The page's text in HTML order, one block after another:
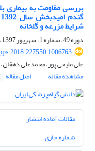
بررسی مقاومت به بیماری
شرایط مزرعه و گلخانه
دوره 49، شماره 1، شهریور 1397، صفحه
علی ملیحی پور، محمدعلی
مشاهده مقاله
اصل مقاله
مقالات آماده انتشار
شماره جاری